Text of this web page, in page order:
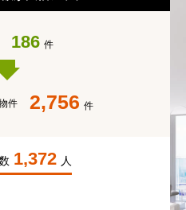
186 件
件 2,756 件
1,372 人